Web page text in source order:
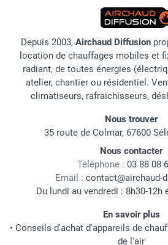
Depuis 2003, Airchaud Diffusion
location de chauffages mobiles et
radiant, de toutes énergies
atelier, chantier ou résidentiel.
climatiseurs, rafraichisseurs,
Nous trouver
35 route de Colmar, 67600
Nous contacter
Téléphone : 03 88 08
Email : contact@airchaud-
Du lundi au vendredi : 8h30-12h
En savoir plus
• Conseils d'achat d'appareils de
de l'air